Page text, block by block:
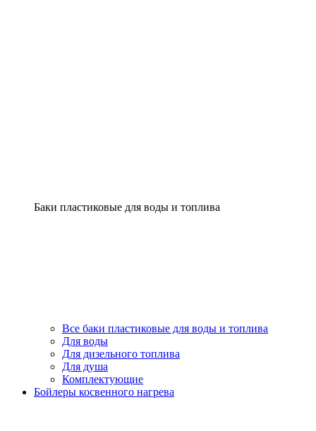
Баки пластиковые для воды и топлива
Все баки пластиковые для воды и топлива
Для воды
Для дизельного топлива
Для душа
Комплектующие
Бойлеры косвенного нагрева